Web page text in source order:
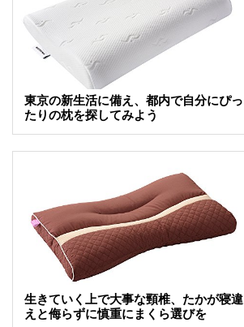
東京の新生活に備え、都内で自分にぴっ
たりの枕を探してみよう
生きていく上で大事な頸椎、たかが寝違
えと侮らずに慎重にまくら選びを